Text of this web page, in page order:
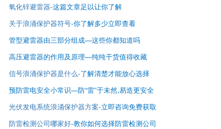
氧化锌避雷器-这篇文章足以让你了解
关于浪涌保护器符号-你了解多少立即查看
管型避雷器由三部分组成—这些你都知道吗
高压避雷器的作用及原理—纯纯干货值得收藏
信号浪涌保护器是什么-了解清楚才能放心选择
预防雷电安全小常识—防“雷”于未然,易造更安全
光伏发电系统浪涌保护器方案-立即咨询免费获取
防雷检测公司哪家好-教你如何选择防雷检测公司